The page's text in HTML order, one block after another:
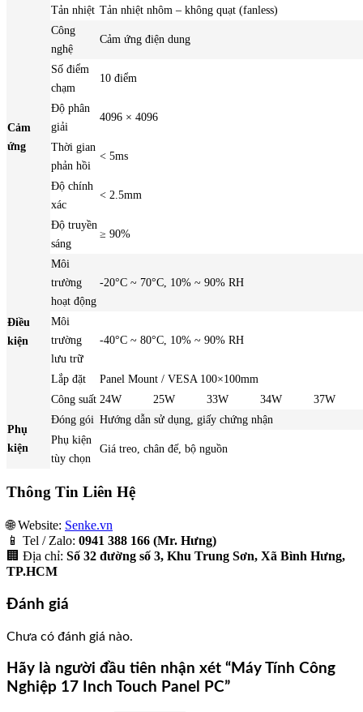
Tản nhiệt Tản nhiệt nhôm – không quạt (fanless)
Cảm
ứng
Công
nghệ
Cảm ứng điện dung
Số điểm
chạm
10 điểm
Độ phân
giải
4096 × 4096
Thời gian
phản hồi
< 5ms
Độ chính
xác
< 2.5mm
Độ truyền
sáng
≥ 90%
Điều
kiện
Môi
trường
hoạt động
-20°C ~ 70°C, 10% ~ 90% RH
Môi
trường
lưu trữ
-40°C ~ 80°C, 10% ~ 90% RH
Lắp đặt
Panel Mount / VESA 100×100mm
Công suất 24W 25W 33W 34W 37W
Phụ
kiện
Đóng gói Hướng dẫn sử dụng, giấy chứng nhận
Phụ kiện
tùy chọn
Giá treo, chân đế, bộ nguồn
Thông Tin Liên Hệ
🌐 Website: Senke.vn
📱 Tel / Zalo: 0941 388 166 (Mr. Hưng)
🏢 Địa chỉ: Số 32 đường số 3, Khu Trung Sơn, Xã Bình Hưng,
TP.HCM
Đánh giá
Chưa có đánh giá nào.
Hãy là người đầu tiên nhận xét “Máy Tính Công
Nghiệp 17 Inch Touch Panel PC”